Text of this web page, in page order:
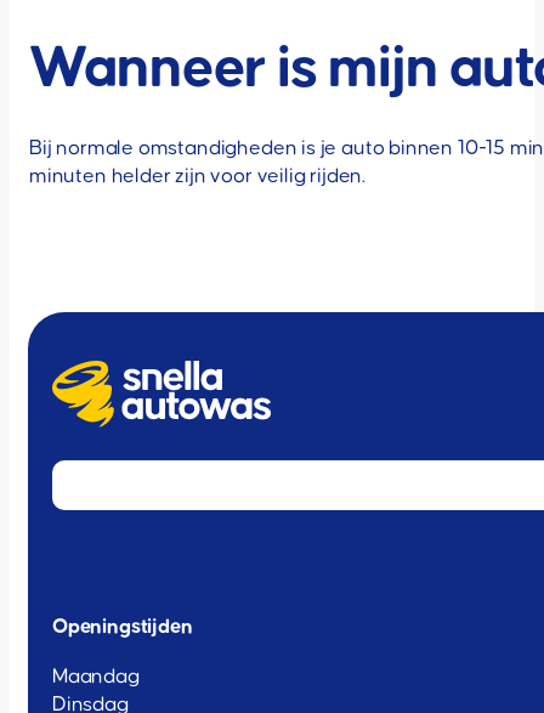
Wanneer is mijn
Bij normale omstandigheden is je auto binnen 10-15
minuten helder zijn voor veilig rijden.
Openingstijden
Maandag
Dinsdag